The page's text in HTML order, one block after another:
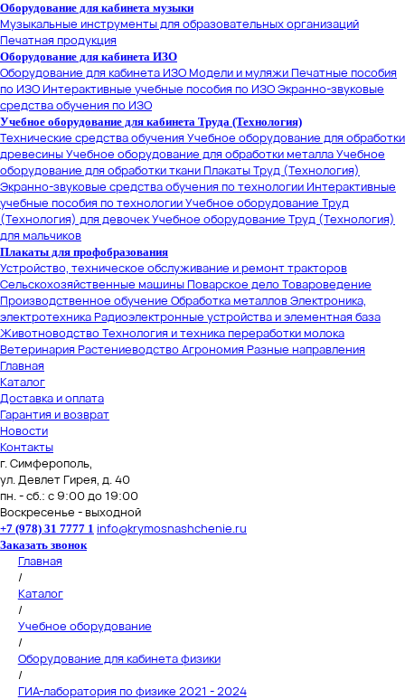
Оборудование для кабинета музыки
Музыкальные инструменты для образовательных организаций
Печатная продукция
Оборудование для кабинета ИЗО
Оборудование для кабинета ИЗОМодели и муляжиПечатные пособия
по ИЗО Интерактивные учебные пособия по ИЗОЭкранно-звуковые
средства обучения по ИЗО
Учебное оборудование для кабинета Труда (Технология)
Технические средства обученияУчебное оборудование для обработки
древесиныУчебное оборудование для обработки металлаУчебное
оборудование для обработки тканиПлакаты Труд (Технология)
Экранно-звуковые средства обучения по технологии Интерактивные
учебные пособия по технологииУчебное оборудование Труд
(Технология) для девочекУчебное оборудование Труд (Технология)
для мальчиков
Плакаты для профобразования
Устройство, техническое обслуживание и ремонт тракторов
Сельскохозяйственные машиныПоварское делоТовароведение
Производственное обучение Обработка металловЭлектроника,
электротехникаРадиоэлектронные устройства и элементная база
ЖивотноводствоТехнология и техника переработки молока
ВетеринарияРастениеводствоАгрономияРазные направления
Главная
Каталог
Доставка и оплата
Гарантия и возврат
Новости
Контакты
г. Симферополь,
ул. Девлет Гирея, д. 40
пн. - сб.: с 9:00 до 19:00
Воскресенье - выходной
+7 (978) 31 7777 1 info@krymosnashchenie.ru
Заказать звонок
Главная
/
Каталог
/
Учебное оборудование
/
Оборудование для кабинета физики
/
ГИА-лаборатория по физике 2021 - 2024